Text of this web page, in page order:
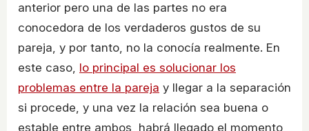
anterior pero una de las partes no era
conocedora de los verdaderos gustos de su
pareja, y por tanto, no la conocía realmente. En
este caso, lo principal es solucionar los
problemas entre la pareja y llegar a la separación
si procede, y una vez la relación sea buena o
estable entre ambos, habrá llegado el momento